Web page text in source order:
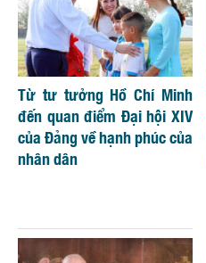
Từ tư tưởng Hồ Chí Minh
đến quan điểm Đại hội XIV
của Đảng về hạnh phúc của
nhân dân